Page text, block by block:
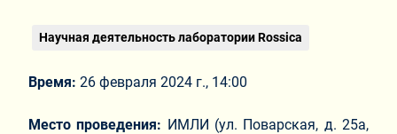
Научная деятельность лаборатории Rossica
Время: 26 февраля 2024 г., 14:00
Место проведения: ИМЛИ (ул. Поварская, д. 25а,